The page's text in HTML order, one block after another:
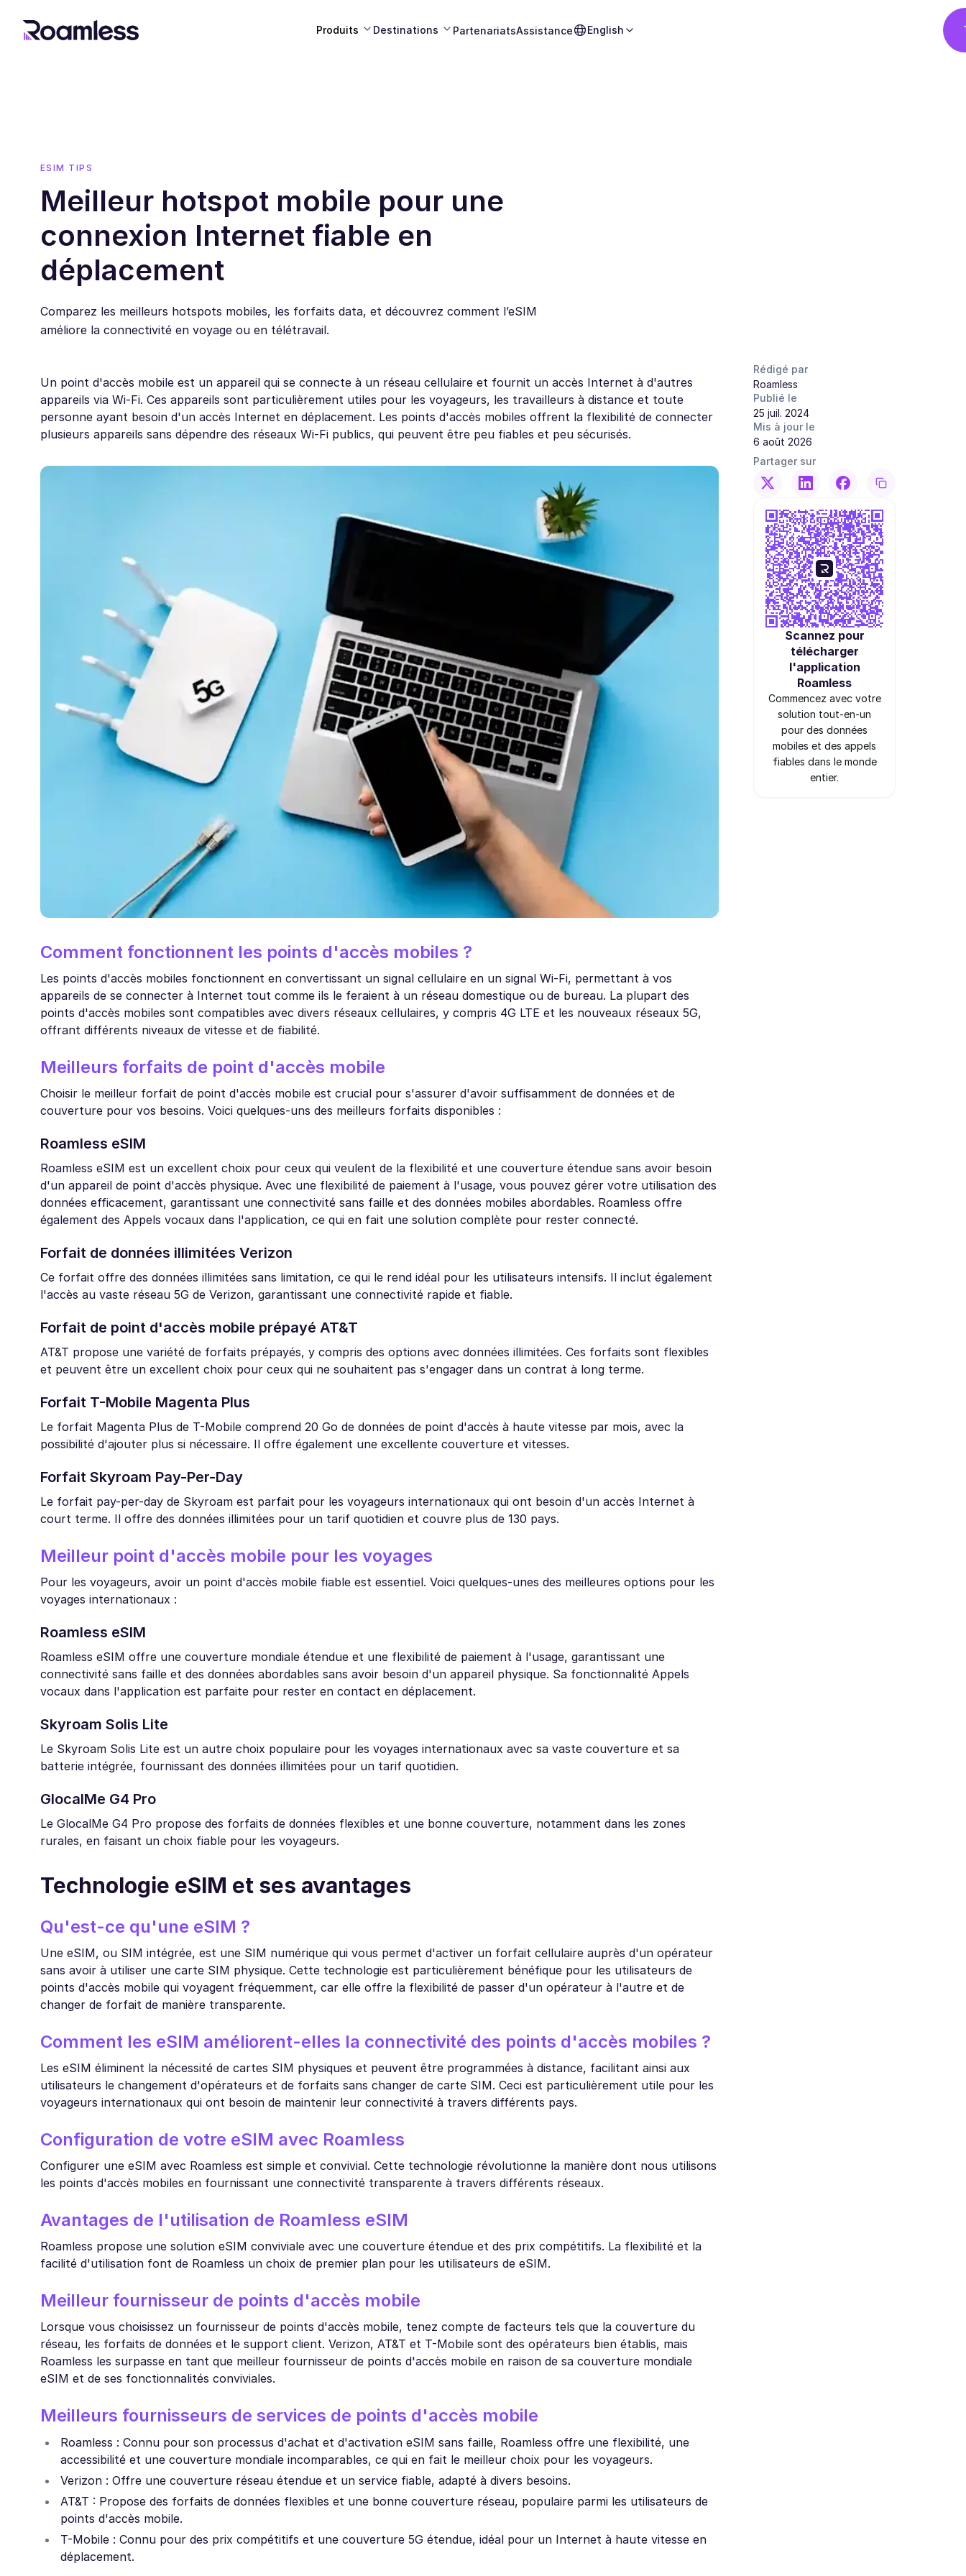
Produits Destinations PartenariatsAssistance English
ESIM TIPS
Meilleur hotspot mobile pour une
connexion Internet fiable en
déplacement
Comparez les meilleurs hotspots mobiles, les forfaits data, et découvrez comment l’eSIM
améliore la connectivité en voyage ou en télétravail.
Un point d'accès mobile est un appareil qui se connecte à un réseau cellulaire et fournit un accès Internet à d'autres
appareils via Wi-Fi. Ces appareils sont particulièrement utiles pour les voyageurs, les travailleurs à distance et toute
personne ayant besoin d'un accès Internet en déplacement. Les points d'accès mobiles offrent la flexibilité de connecter
plusieurs appareils sans dépendre des réseaux Wi-Fi publics, qui peuvent être peu fiables et peu sécurisés.
Comment fonctionnent les points d'accès mobiles ?
Les points d'accès mobiles fonctionnent en convertissant un signal cellulaire en un signal Wi-Fi, permettant à vos
appareils de se connecter à Internet tout comme ils le feraient à un réseau domestique ou de bureau. La plupart des
points d'accès mobiles sont compatibles avec divers réseaux cellulaires, y compris 4G LTE et les nouveaux réseaux 5G,
offrant différents niveaux de vitesse et de fiabilité.
Meilleurs forfaits de point d'accès mobile
Choisir le meilleur forfait de point d'accès mobile est crucial pour s'assurer d'avoir suffisamment de données et de
couverture pour vos besoins. Voici quelques-uns des meilleurs forfaits disponibles :
Roamless eSIM
Roamless eSIM est un excellent choix pour ceux qui veulent de la flexibilité et une couverture étendue sans avoir besoin
d'un appareil de point d'accès physique. Avec une flexibilité de paiement à l'usage, vous pouvez gérer votre utilisation des
données efficacement, garantissant une connectivité sans faille et des données mobiles abordables. Roamless offre
également des Appels vocaux dans l'application, ce qui en fait une solution complète pour rester connecté.
Forfait de données illimitées Verizon
Ce forfait offre des données illimitées sans limitation, ce qui le rend idéal pour les utilisateurs intensifs. Il inclut également
l'accès au vaste réseau 5G de Verizon, garantissant une connectivité rapide et fiable.
Forfait de point d'accès mobile prépayé AT&T
AT&T propose une variété de forfaits prépayés, y compris des options avec données illimitées. Ces forfaits sont flexibles
et peuvent être un excellent choix pour ceux qui ne souhaitent pas s'engager dans un contrat à long terme.
Forfait T-Mobile Magenta Plus
Le forfait Magenta Plus de T-Mobile comprend 20 Go de données de point d'accès à haute vitesse par mois, avec la
possibilité d'ajouter plus si nécessaire. Il offre également une excellente couverture et vitesses.
Forfait Skyroam Pay-Per-Day
Le forfait pay-per-day de Skyroam est parfait pour les voyageurs internationaux qui ont besoin d'un accès Internet à
court terme. Il offre des données illimitées pour un tarif quotidien et couvre plus de 130 pays.
Meilleur point d'accès mobile pour les voyages
Pour les voyageurs, avoir un point d'accès mobile fiable est essentiel. Voici quelques-unes des meilleures options pour les
voyages internationaux :
Roamless eSIM
Roamless eSIM offre une couverture mondiale étendue et une flexibilité de paiement à l'usage, garantissant une
connectivité sans faille et des données abordables sans avoir besoin d'un appareil physique. Sa fonctionnalité Appels
vocaux dans l'application est parfaite pour rester en contact en déplacement.
Skyroam Solis Lite
Le Skyroam Solis Lite est un autre choix populaire pour les voyages internationaux avec sa vaste couverture et sa
batterie intégrée, fournissant des données illimitées pour un tarif quotidien.
GlocalMe G4 Pro
Le GlocalMe G4 Pro propose des forfaits de données flexibles et une bonne couverture, notamment dans les zones
rurales, en faisant un choix fiable pour les voyageurs.
Technologie eSIM et ses avantages
Qu'est-ce qu'une eSIM ?
Une eSIM, ou SIM intégrée, est une SIM numérique qui vous permet d'activer un forfait cellulaire auprès d'un opérateur
sans avoir à utiliser une carte SIM physique. Cette technologie est particulièrement bénéfique pour les utilisateurs de
points d'accès mobile qui voyagent fréquemment, car elle offre la flexibilité de passer d'un opérateur à l'autre et de
changer de forfait de manière transparente.
Comment les eSIM améliorent-elles la connectivité des points d'accès mobiles ?
Les eSIM éliminent la nécessité de cartes SIM physiques et peuvent être programmées à distance, facilitant ainsi aux
utilisateurs le changement d'opérateurs et de forfaits sans changer de carte SIM. Ceci est particulièrement utile pour les
voyageurs internationaux qui ont besoin de maintenir leur connectivité à travers différents pays.
Configuration de votre eSIM avec Roamless
Configurer une eSIM avec Roamless est simple et convivial. Cette technologie révolutionne la manière dont nous utilisons
les points d'accès mobiles en fournissant une connectivité transparente à travers différents réseaux.
Avantages de l'utilisation de Roamless eSIM
Roamless propose une solution eSIM conviviale avec une couverture étendue et des prix compétitifs. La flexibilité et la
facilité d'utilisation font de Roamless un choix de premier plan pour les utilisateurs de eSIM.
Meilleur fournisseur de points d'accès mobile
Lorsque vous choisissez un fournisseur de points d'accès mobile, tenez compte de facteurs tels que la couverture du
réseau, les forfaits de données et le support client. Verizon, AT&T et T-Mobile sont des opérateurs bien établis, mais
Roamless les surpasse en tant que meilleur fournisseur de points d'accès mobile en raison de sa couverture mondiale
eSIM et de ses fonctionnalités conviviales.
Meilleurs fournisseurs de services de points d'accès mobile
Roamless : Connu pour son processus d'achat et d'activation eSIM sans faille, Roamless offre une flexibilité, une
accessibilité et une couverture mondiale incomparables, ce qui en fait le meilleur choix pour les voyageurs.
Verizon : Offre une couverture réseau étendue et un service fiable, adapté à divers besoins.
AT&T : Propose des forfaits de données flexibles et une bonne couverture réseau, populaire parmi les utilisateurs de
points d'accès mobile.
T-Mobile : Connu pour des prix compétitifs et une couverture 5G étendue, idéal pour un Internet à haute vitesse en
déplacement.
Rédigé par
Roamless
Publié le
25 juil. 2024
Mis à jour le
6 août 2026
Partager sur
Scannez pour
télécharger
l'application
Roamless
Commencez avec votre
solution tout-en-un
pour des données
mobiles et des appels
fiables dans le monde
entier.